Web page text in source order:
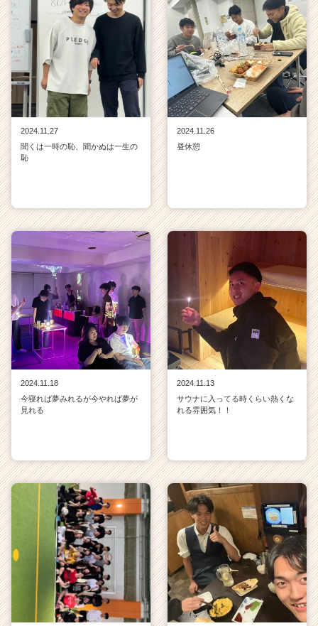
2024.11.27
聞くは一時の恥、聞かぬは一生の
恥
2024.11.26
昼休憩
2024.11.18
今寝れば夢みれるが今やれば夢が
見れる
2024.11.13
サウナに入ってる時くらい熱くな
れる雰囲気！！